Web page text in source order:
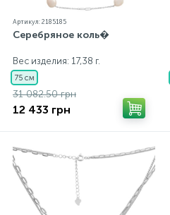
Артикул: 2185185
Серебряное коль�
Вес изделия: 17,38 г.
75 см
31 082.50 грн
12 433 грн